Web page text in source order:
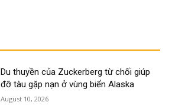
Du thuyền của Zuckerberg từ chối giúp
đỡ tàu gặp nạn ở vùng biển Alaska
August 10, 2026